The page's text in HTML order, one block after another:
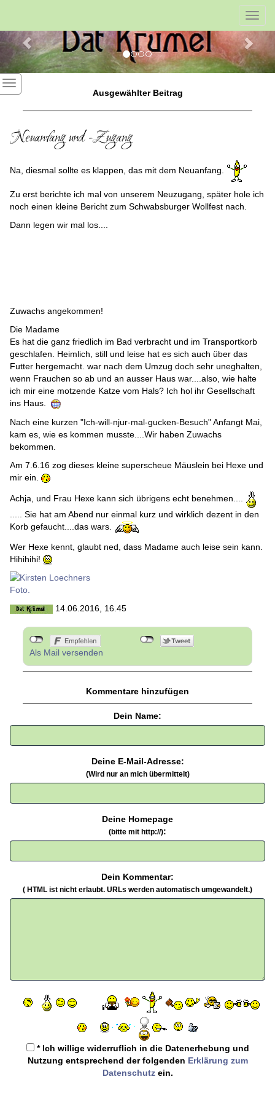
Ausgewählter Beitrag
Neuanfang und -Zugang
Na, diesmal sollte es klappen, das mit dem Neuanfang.
Zu erst berichte ich mal von unserem Neuzugang, später hole ich
noch einen kleine Bericht zum Schwabsburger Wollfest nach.
Dann legen wir mal los....
Zuwachs angekommen!
Die Madame
Es hat die ganz friedlich im Bad verbracht und im Transportkorb
geschlafen. Heimlich, still und leise hat es sich auch über das
Futter hergemacht. war nach dem Umzug doch sehr uneghalten,
wenn Frauchen so ab und an ausser Haus war....also, wie halte
ich mir eine motzende Katze vom Hals? Ich hol ihr Gesellschaft
ins Haus.
Nach eine kurzen "Ich-will-njur-mal-gucken-Besuch" Anfangt Mai,
kam es, wie es kommen musste....Wir haben Zuwachs
bekommen.
Am 7.6.16 zog dieses kleine superscheue Mäuslein bei Hexe und
mir ein.
Achja, und Frau Hexe kann sich übrigens echt benehmen....
..... Sie hat am Abend nur einmal kurz und wirklich dezent in den
Korb gefaucht....das wars.
Wer Hexe kennt, glaubt ned, dass Madame auch leise sein kann.
Hihihihi!
14.06.2016, 16.45
Als Mail versenden
Kommentare hinzufügen
Dein Name:
Deine E-Mail-Adresse:
(Wird nur an mich übermittelt)
Deine Homepage
(bitte mit http://):
Dein Kommentar:
( HTML ist nicht erlaubt. URLs werden automatisch umgewandelt.)
* Ich willige widerruflich in die Datenerhebung und
Nutzung entsprechend der folgenden Erklärung zum
Datenschutzein.